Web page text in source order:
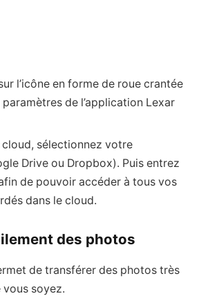
l’icône en forme de roue crantée
de l’application Lexar
cloud, sélectionnez votre
Drive ou Dropbox). Puis entrez
de pouvoir accéder à tous vos
dans le cloud.
des photos
de transférer des photos très
soyez.